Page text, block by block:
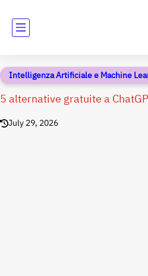
Intelligenza Artificiale e Machine
5 alternative gratuite a
July 29, 2026